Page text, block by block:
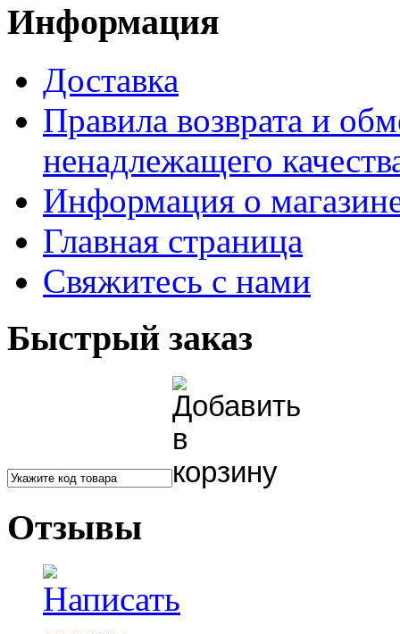
Информация
Доставка
Правила возврата и
ненадлежащего
Информация о
Главная страница
Свяжитесь с нами
Быстрый заказ
Отзывы